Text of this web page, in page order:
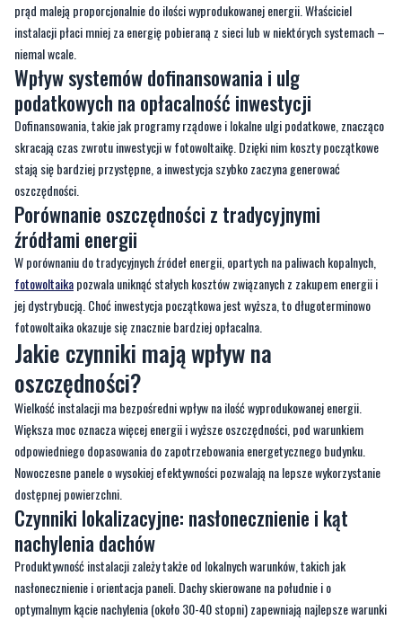
prąd maleją proporcjonalnie do ilości wyprodukowanej energii. Właściciel
instalacji płaci mniej za energię pobieraną z sieci lub w niektórych systemach –
niemal wcale.
Wpływ systemów dofinansowania i ulg
podatkowych na opłacalność inwestycji
Dofinansowania, takie jak programy rządowe i lokalne ulgi podatkowe, znacząco
skracają czas zwrotu inwestycji w fotowoltaikę. Dzięki nim koszty początkowe
stają się bardziej przystępne, a inwestycja szybko zaczyna generować
oszczędności.
Porównanie oszczędności z tradycyjnymi
źródłami energii
W porównaniu do tradycyjnych źródeł energii, opartych na paliwach kopalnych,
fotowoltaikapozwala uniknąć stałych kosztów związanych z zakupem energii i
jej dystrybucją. Choć inwestycja początkowa jest wyższa, to długoterminowo
fotowoltaika okazuje się znacznie bardziej opłacalna.
Jakie czynniki mają wpływ na
oszczędności?
Wielkość instalacji ma bezpośredni wpływ na ilość wyprodukowanej energii.
Większa moc oznacza więcej energii i wyższe oszczędności, pod warunkiem
odpowiedniego dopasowania do zapotrzebowania energetycznego budynku.
Nowoczesne panele o wysokiej efektywności pozwalają na lepsze wykorzystanie
dostępnej powierzchni.
Czynniki lokalizacyjne: nasłonecznienie i kąt
nachylenia dachów
Produktywność instalacji zależy także od lokalnych warunków, takich jak
nasłonecznienie i orientacja paneli. Dachy skierowane na południe i o
optymalnym kącie nachylenia (około 30-40 stopni) zapewniają najlepsze warunki